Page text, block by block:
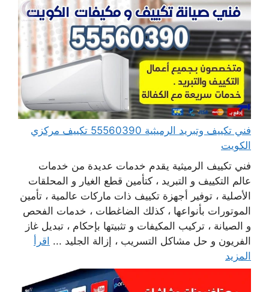
فني تكييف وتبريد الرميثية 55560390 تكييف مركزي
الكويت
فني تكييف الرميثية يقدم خدمات عديدة من خدمات
عالم التكييف و التبريد ، كتأمين قطع الغيار و المحلقات
الأصلية ، توفير أجهزة تكييف ذات ماركات عالمية ، تأمين
الموتورات بأنواعها ، كذلك الضاغطات ، خدمات الفحص
و الصيانة ، تركيب المكيفات و تثبيتها بإحكام ، تبديل غاز
الفريون و حل مشاكل التسريب ، إزالة الجليد ... اقرأ
المزيد